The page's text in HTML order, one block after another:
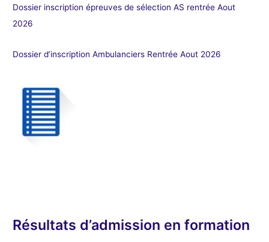
Dossier inscription épreuves de sélection AS rentrée Aout
2026
Dossier d’inscription Ambulanciers Rentrée Aout 2026
Résultats d’admission en formation